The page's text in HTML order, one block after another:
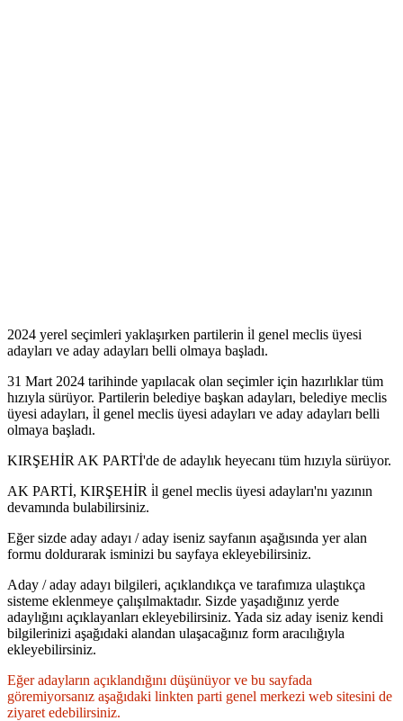
2024 yerel seçimleri yaklaşırken partilerin i̇l genel meclis üyesi
adayları ve aday adayları belli olmaya başladı.
31 Mart 2024 tarihinde yapılacak olan seçimler için hazırlıklar tüm
hızıyla sürüyor. Partilerin belediye başkan adayları, belediye meclis
üyesi adayları, i̇l genel meclis üyesi adayları ve aday adayları belli
olmaya başladı.
KIRŞEHİR AK PARTİ'de de adaylık heyecanı tüm hızıyla sürüyor.
AK PARTİ, KIRŞEHİR i̇l genel meclis üyesi adayları'nı yazının
devamında bulabilirsiniz.
Eğer sizde aday adayı / aday iseniz sayfanın aşağısında yer alan
formu doldurarak isminizi bu sayfaya ekleyebilirsiniz.
Aday / aday adayı bilgileri, açıklandıkça ve tarafımıza ulaştıkça
sisteme eklenmeye çalışılmaktadır. Sizde yaşadığınız yerde
adaylığını açıklayanları ekleyebilirsiniz. Yada siz aday iseniz kendi
bilgilerinizi aşağıdaki alandan ulaşacağınız form aracılığıyla
ekleyebilirsiniz.
Eğer adayların açıklandığını düşünüyor ve bu sayfada
göremiyorsanız aşağıdaki linkten parti genel merkezi web sitesini de
ziyaret edebilirsiniz.